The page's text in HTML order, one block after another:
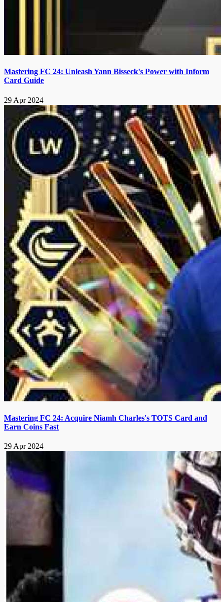
Mastering FC 24: Unleash Yann Bisseck's Power with Inform
Card Guide
29 Apr 2024
Mastering FC 24: Acquire Niamh Charles's TOTS Card and
Earn Coins Fast
29 Apr 2024